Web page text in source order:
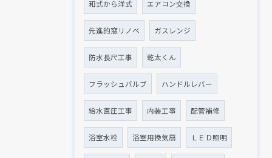
和式から洋式 エアコン交換
先進的窓リノベ ガスレンジ
防水長尺工事 乾太くん
フラッシュバルブ ハンドルレバー
給水直圧工事 内装工事 配管補修
浴室水栓 浴室用換気扇 ＬＥＤ照明